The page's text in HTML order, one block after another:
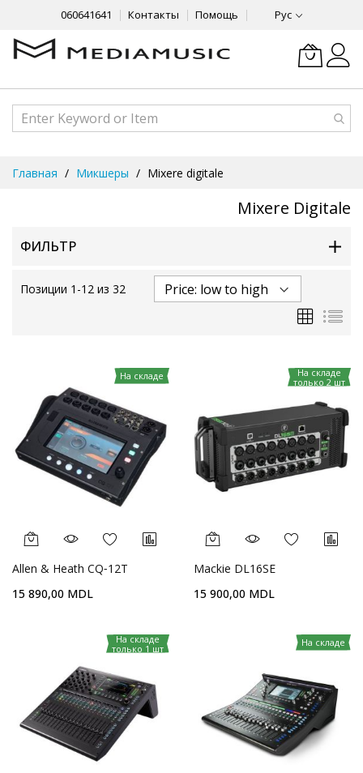
060641641 Контакты Помощь Рус
Главная Микшеры Mixere digitale
Mixere Digitale
ФИЛЬТР
Позиции 1 -12 из 32
Сетка
На складе
Allen & Heath CQ‑12T
15 890,00 MDL
На складе
только 2 шт
Mackie DL16SE
15 900,00 MDL
На складе
только 1 шт
На складе